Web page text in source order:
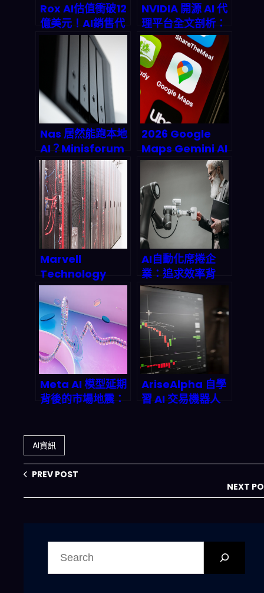
Rox AI估值衝破12
億美元！AI銷售代
理如何在2026年
讓銷售團隊省下
90%時間並重塑兆
美元市場？
NVIDIA 開源 AI 代
理平台全文剖析：
2026 年開發者革
命來了！
Nas 居然能跑本地
AI？Minisforum
N5 Max 攜
OpenClaw 重塑
邊緣運算格局
2026 Google
Maps Gemini AI
大升級：一句話問
出完美行程，開發
者自動化腳本時代
來臨？
Marvell
Technology
(MRVL) 2026 AI
半導體投資機會剖
析：資料中心營收
暴增 98% 背後的
高股息潛力與風險
AI自動化席捲企
業：追求效率背
後，員工信任危機
與2027職場不平
等隱憂
Meta AI 模型延期
背後的市場地震：
元 AI 空缺？
AriseAlpha 自學
習 AI 交易機器人
AI資訊
PREV POST
NEXT